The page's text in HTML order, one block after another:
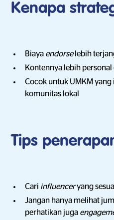
Kenapa
Biaya endorse lebih
Kontennya lebih
Cocok untuk UMKM
komunitas lokal
Tips
Cari influenceryang
Jangan hanya melihat
perhatikan juga